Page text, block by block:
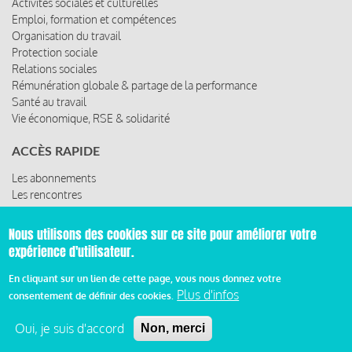
Emploi, formation et compétences
Organisation du travail
Protection sociale
Relations sociales
Rémunération globale & partage de la performance
Santé au travail
Vie économique, RSE & solidarité
ACCÈS RAPIDE
Les abonnements
Les rencontres
Les ressources
© 2019 Miroir Social - Réalisé parCafffeine
Pied
Mentions légales et condition générale d’utilisation et
d’abonnement
Nous utilisons des cookies sur ce site pour améliorer votre
expérience d'utilisateur.
En cliquant sur un lien de cette page, vous nous donnez votre
consentement de définir des cookies. Plus d'infos
Oui, je suis d'accord Non, merci